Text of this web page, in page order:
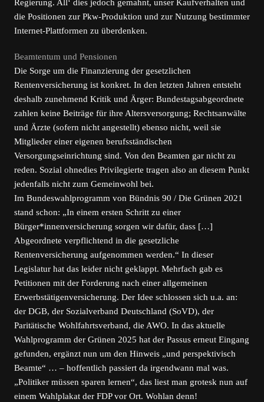
Regierung. All‘ dies jedoch gemahnt, unser Kaufverhalten und
die Positionen zur Pkw-Produktion und zur Nutzung bestimmter
Internet-Plattformen zu überdenken.
Beamtentum und Pensionen
Die Sorge um die Finanzierung der gesetzlichen
Rentenversicherung ist konkret. In den letzten Jahren entsteht
deshalb zunehmend Kritik und Ärger: Bundestagsabgeordnete
zahlen keine Beiträge für ihre Altersversorgung; Rechtsanwälte
und Ärzte (sofern nicht angestellt) ebenso nicht, weil sie
Mitglieder einer eigenen berufsständischen
Versorgungseinrichtung sind. Von den Beamten gar nicht zu
reden. Sozial ohnedies Privilegierte tragen also an diesem Punkt
jedenfalls nicht zum Gemeinwohl bei.
Im Bundeswahlprogramm von Bündnis 90 / Die Grünen 2021
stand schon: „In einem ersten Schritt zu einer
Bürger*innenversicherung sorgen wir dafür, dass […]
Abgeordnete verpflichtend in die gesetzliche
Rentenversicherung aufgenommen werden.“ In dieser
Legislatur hat das leider nicht geklappt. Mehrfach gab es
Petitionen mit der Forderung nach einer allgemeinen
Erwerbstätigenversicherung. Der Idee schlossen sich u.a. an:
der DGB, der Sozialverband Deutschland (SoVD), der
Paritätische Wohlfahrtsverband, die AWO. In das aktuelle
Wahlprogramm der Grünen 2025 hat der Passus erneut Eingang
gefunden, ergänzt nun um den Hinweis „und perspektivisch
Beamte“ … – hoffentlich passiert da irgendwann mal was.
„Politiker müssen sparen lernen“, das liest man grotesk nun auf
einem Wahlplakat der FDP vor Ort. Wohlan denn!